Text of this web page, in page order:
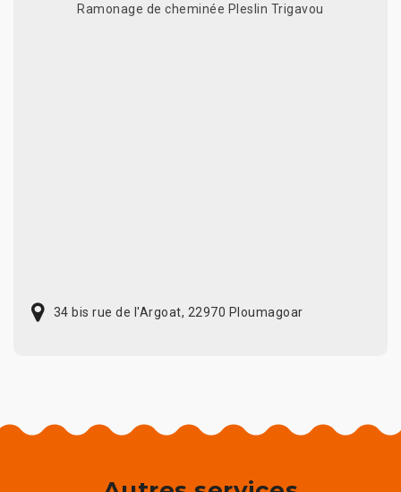
Ramonage de cheminée Pleslin Trigavou
34 bis rue de l'Argoat, 22970 Ploumagoar